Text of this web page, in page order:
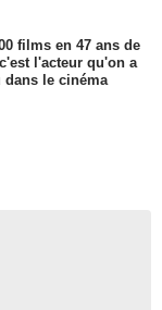
films en 47 ans de
l'acteur qu'on a
dans le cinéma